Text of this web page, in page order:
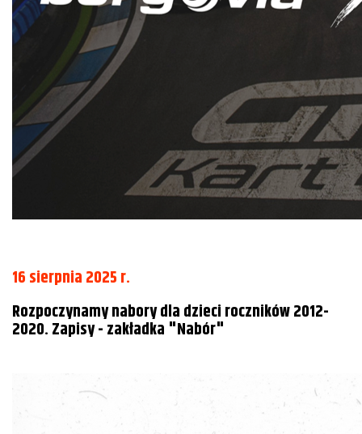
16 sierpnia 2025 r.
Rozpoczynamy nabory dla dzieci roczników 2012-
2020. Zapisy - zakładka "Nabór"